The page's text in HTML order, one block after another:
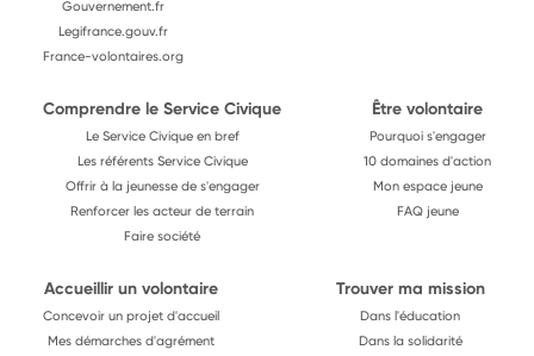
Gouvernement.fr
Legifrance.gouv.fr
France-volontaires.org
Comprendre le Service Civique
Le Service Civique en bref
Les référents Service Civique
Offrir à la jeunesse de s'engager
Renforcer les acteur de terrain
Faire société
Être volontaire
Pourquoi s'engager
10 domaines d'action
Mon espace jeune
FAQ jeune
Accueillir un volontaire
Concevoir un projet d'accueil
Mes démarches d'agrément
Trouver ma mission
Dans l'éducation
Dans la solidarité